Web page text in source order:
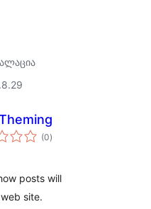
(0საერთო
რეიტინგი
)
posts will
site.